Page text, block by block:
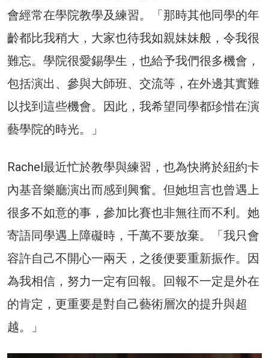
會經常在學院教學及練習。「那時其他同學的年
齡都比我稍大，大家也待我如親妹妹般，令我很
難忘。學院很愛錫學生，也給予我們很多機會，
包括演出、參與大師班、交流等，在外邊其實難
以找到這些機會。因此，我希望同學都珍惜在演
藝學院的時光。」
Rachel最近忙於教學與練習，也為快將於紐約卡
內基音樂廳演出而感到興奮。但她坦言也曾遇上
很多不如意的事，參加比賽也非無往而不利。她
寄語同學遇上障礙時，千萬不要放棄。「我只會
容許自己不開心一兩天，之後便要重新振作。因
為我相信，努力一定有回報。回報不一定是外在
的肯定，更重要是對自己藝術層次的提升與超
越。」